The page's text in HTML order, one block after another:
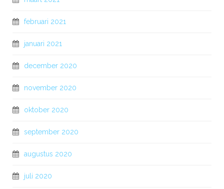
februari 2021
januari 2021
december 2020
november 2020
oktober 2020
september 2020
augustus 2020
juli 2020